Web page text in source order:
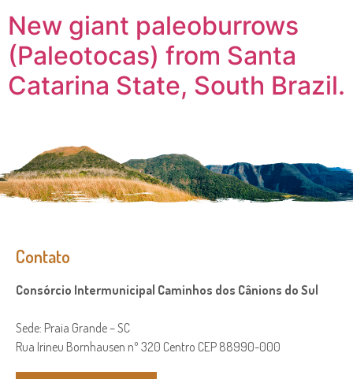
New giant paleoburrows
(Paleotocas) from Santa
Catarina State, South Brazil.
Contato
Consórcio Intermunicipal Caminhos dos Cânions do Sul
Sede: Praia Grande – SC
Rua Irineu Bornhausen nº 320 Centro CEP 88990-000